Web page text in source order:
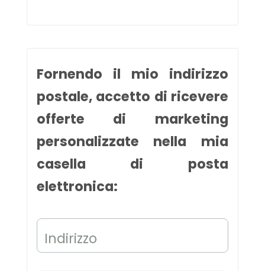
Fornendo il mio indirizzo
postale, accetto di ricevere
offerte di marketing
personalizzate nella mia
casella di posta
elettronica:
Indirizzo